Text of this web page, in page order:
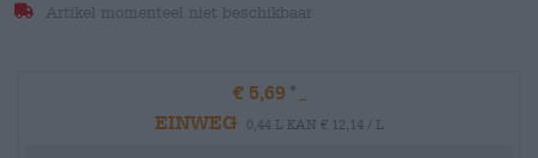
Artikel momenteel niet beschikbaar
€ 5,69
EINWEG
0,44 L KAN € 12,14 / L